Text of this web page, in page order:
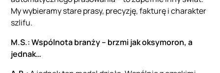
My wybieramy stare prasy, precyzję, fakturę i charakter
szlifu.
M.S.: Wspólnota branży – brzmi jak oksymoron, a
jednak…